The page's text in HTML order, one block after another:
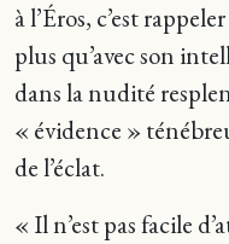
à l’Éros, c’est
plus qu’avec son
dans la nudité
« évidence »
de l’éclat.
« Il n’est pas facile